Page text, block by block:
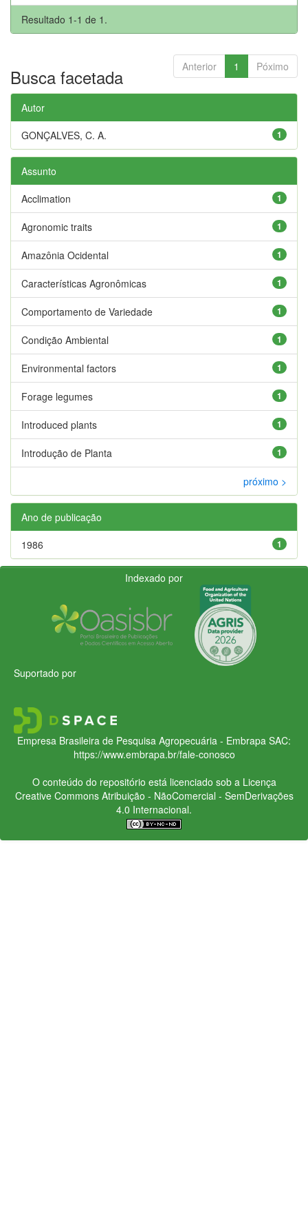
Resultado 1-1 de 1.
Anterior 1 Póximo
Busca facetada
Autor
1
GONÇALVES, C. A.
Assunto
1
Acclimation
1
Agronomic traits
1
Amazônia Ocidental
1
Características Agronômicas
1
Comportamento de Variedade
1
Condição Ambiental
1
Environmental factors
1
Forage legumes
1
Introduced plants
1
Introdução de Planta
próximo >
Ano de publicação
1
1986
Indexado por
Suportado por
Empresa Brasileira de Pesquisa Agropecuária - Embrapa SAC:
https://www.embrapa.br/fale-conosco
O conteúdo do repositório está licenciado sob a Licença
Creative CommonsAtribuição - NãoComercial - SemDerivações
4.0 Internacional.